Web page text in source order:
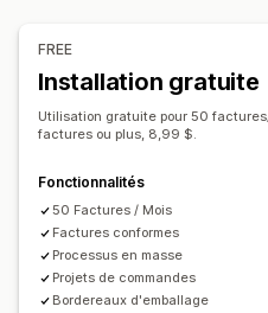
Couleur et police
Numéros de facture
Devises multiples
Multilingue
Gestion de fichiers
Téléchargement groupé
Automatisation des e-mails
Impression et exportation
Numérotation séquentielle
Rapports et déclarations
Déclarations multi-états
Remboursements des taxes
Exportation des données
FREE
Installation gratuite
Utilisation gratuite pour 50 factures/
factures ou plus, 8,99 $.
Fonctionnalités
50 Factures / Mois
Factures conformes
Processus en masse
Projets de commandes
Bordereaux d'emballage